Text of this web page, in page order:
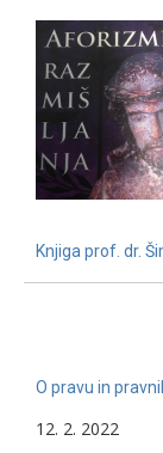
Knjiga prof. dr.
O pravu in
12. 2. 2022